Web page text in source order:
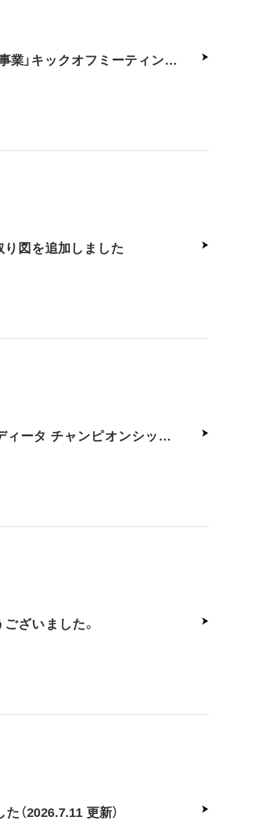
【企業活動】100億企業宣言に向けた「ハンズオン支援事業」キックオフミーティングを開催しました
り図を追加しました
【企業活動】プロゴルファー10名参加｜第３回 イー・ディータ チャンピオンシップを開催しました
ざいました。
（2026.7.11 更新）